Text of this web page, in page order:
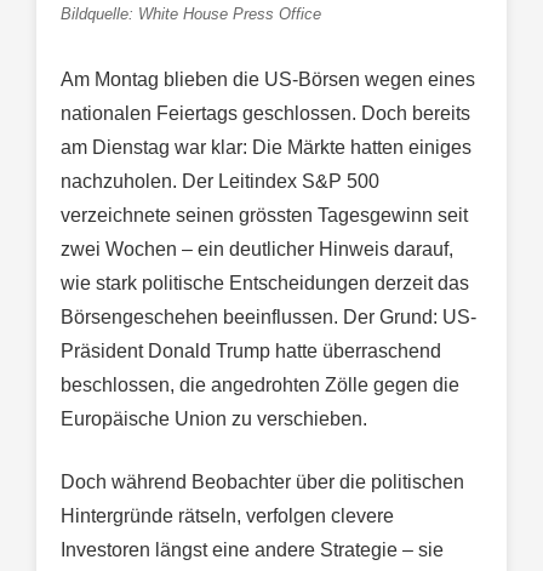
Bildquelle: White House Press Office
Am Montag blieben die US-Börsen wegen eines
nationalen Feiertags geschlossen. Doch bereits
am Dienstag war klar: Die Märkte hatten einiges
nachzuholen. Der Leitindex S&P 500
verzeichnete seinen grössten Tagesgewinn seit
zwei Wochen – ein deutlicher Hinweis darauf,
wie stark politische Entscheidungen derzeit das
Börsengeschehen beeinflussen. Der Grund: US-
Präsident Donald Trump hatte überraschend
beschlossen, die angedrohten Zölle gegen die
Europäische Union zu verschieben.
Doch während Beobachter über die politischen
Hintergründe rätseln, verfolgen clevere
Investoren längst eine andere Strategie – sie